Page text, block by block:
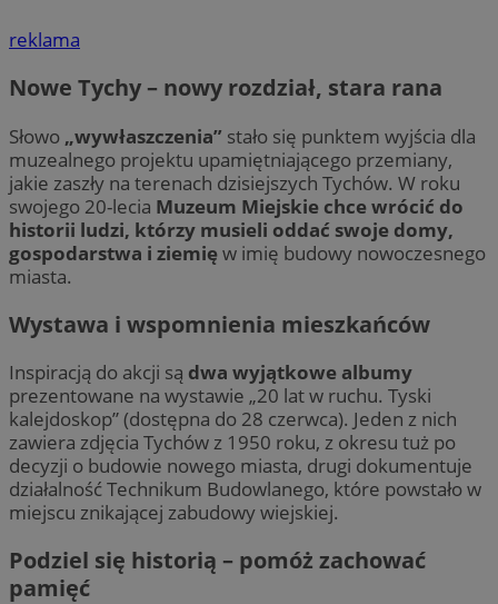
reklama
Nowe Tychy – nowy rozdział, stara rana
Słowo „wywłaszczenia” stało się punktem wyjścia dla
muzealnego projektu upamiętniającego przemiany,
jakie zaszły na terenach dzisiejszych Tychów. W roku
swojego 20-lecia Muzeum Miejskie chce wrócić do
historii ludzi, którzy musieli oddać swoje domy,
gospodarstwa i ziemięw imię budowy nowoczesnego
miasta.
Wystawa i wspomnienia mieszkańców
Inspiracją do akcji są dwa wyjątkowe albumy
prezentowane na wystawie „20 lat w ruchu. Tyski
kalejdoskop” (dostępna do 28 czerwca). Jeden z nich
zawiera zdjęcia Tychów z 1950 roku, z okresu tuż po
decyzji o budowie nowego miasta, drugi dokumentuje
działalność Technikum Budowlanego, które powstało w
miejscu znikającej zabudowy wiejskiej.
Podziel się historią – pomóż zachować
pamięć